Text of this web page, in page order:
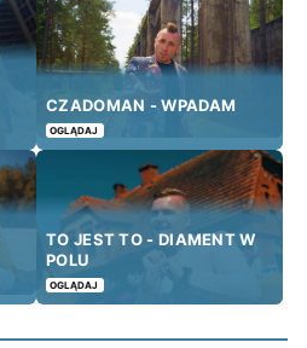
CZADOMAN - WPADAM
OGLĄDAJ
TO JEST TO - DIAMENT W
POLU
OGLĄDAJ